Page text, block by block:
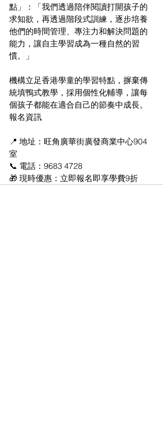
點」：「我們透過陪伴閱讀打開孩子的
求知欲，再透過階段式訓練，逐步培養
他們的時間管理、專注力和解決問題的
能力，讓自主學習成為一種自然的習
慣。」
機構立足香港學童的學習特點，摒棄傳
統填鴨式教學，採用個性化輔導，讓每
個孩子都能在適合自己的節奏中成長。
報名資訊
📍 地址：旺角廣華街廣發商業中心904
室
📞 電話：9683 4728
🎁 現時優惠：立即報名即享學費9折